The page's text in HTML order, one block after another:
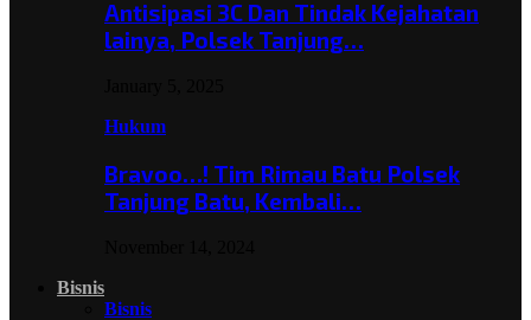
Antisipasi 3C Dan Tindak Kejahatan
lainya, Polsek Tanjung…
Hukum
Bravoo…! Tim Rimau Batu Polsek
Tanjung Batu, Kembali…
Bisnis
Bisnis